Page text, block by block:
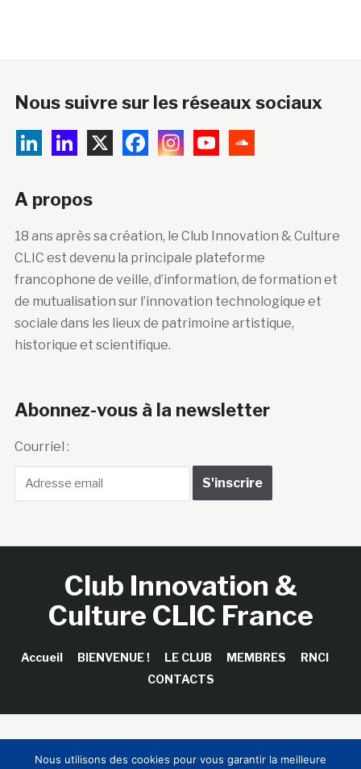
Nous suivre sur les réseaux sociaux
A propos
18 ans après sa création, le Club Innovation & Culture
CLIC est devenu la principale plateforme
francophone de veille, d’information, de formation et
de mutualisation sur l’innovation technologique et
sociale dans les lieux de patrimoine artistique,
historique et scientifique.
Abonnez-vous à la newsletter
Courriel :
Club Innovation &
Culture CLIC France
Accueil BIENVENUE ! LE CLUB MEMBRES
RNCI
CONTACTS
Nous utilisons des cookies pour vous garantir la meilleure